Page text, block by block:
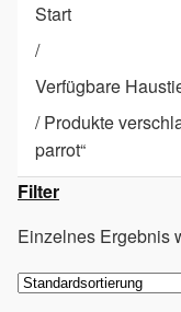
Start
/
Verfügbare
/Produkte
parrot“
Filter
Einzelnes Ergebnis